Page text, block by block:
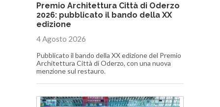
Premio Architettura Città di Oderzo
2026: pubblicato il bando della XX
edizione
4 Agosto 2026
Pubblicato il bando della XX edizione del Premio
Architettura Città di Oderzo, con una nuova
menzione sul restauro.